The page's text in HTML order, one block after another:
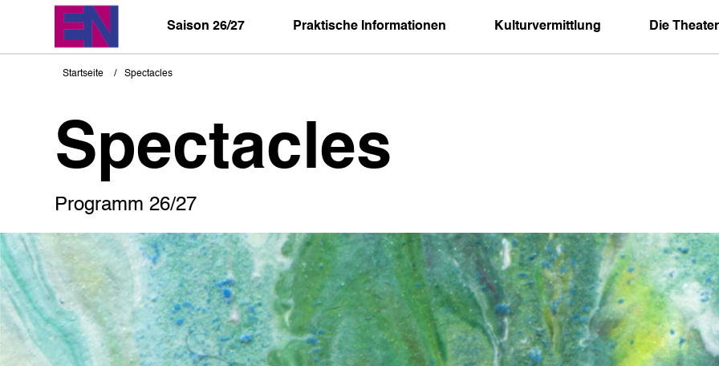
Saison 26/27 Praktische Informationen Kulturvermittlung Die Theater
Pfadnavigation
Startseite Spectacles
Spectacles
Programm 26/27